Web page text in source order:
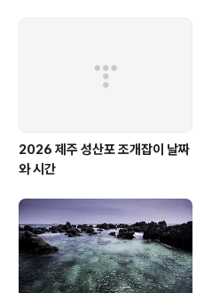
2026 제주 성산포 조개잡이 날짜
와 시간